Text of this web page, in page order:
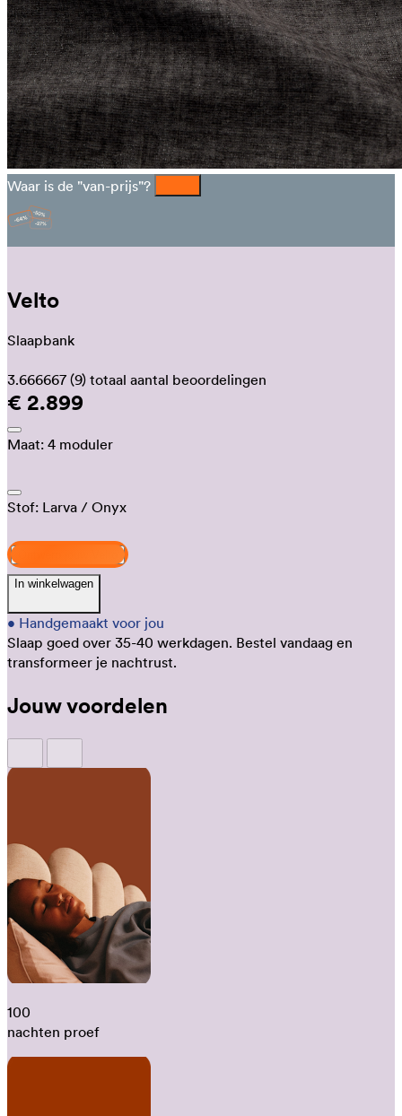
Waar is de "van-prijs"?
Velto
Slaapbank
3.666667 (9) totaal aantal beoordelingen
€ 2.899
Maat: 4 moduler
Stof: Larva / Onyx
In winkelwagen
• Handgemaakt voor jou
Slaap goed over 35-40 werkdagen. Bestel vandaag en
transformeer je nachtrust.
Jouw voordelen
100
nachten proef